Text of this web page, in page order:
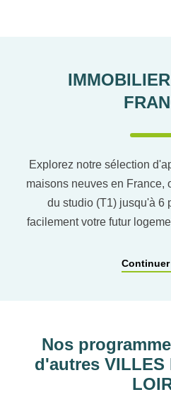
Explorez notre sélection
maisons neuves en France,
du studio (T1) jusqu'à 6
facilement votre futur
pour affiner vos critères.
Continuer
Nos
d'autres VILLES